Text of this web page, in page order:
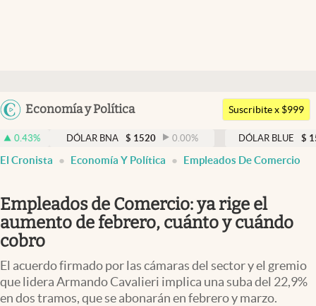
Argentina
Uruguay
Economía y Política
Members
Economía y Política
Finanzas y Mercados
Negocios
Columnistas
Otras secciones
Apertura
Suscribite x $999
DÓLAR BNA $ 1520 0.00% DÓLAR BLUE $ 1525 -0.33
El Cronista Economía Y Política Empleados De Comercio
Empleados de Comercio: ya rige el
aumento de febrero, cuánto y cuándo
cobro
El acuerdo firmado por las cámaras del sector y el gremio
que lidera Armando Cavalieri implica una suba del 22,9%
en dos tramos, que se abonarán en febrero y marzo.